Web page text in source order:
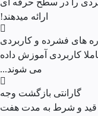
را در سطح حرفه ای
ارائه میدهند!
های فشرده و کاربردی
کاربردی آموزش داده
می شوند...
گارانتی بازگشت وجه
قید و شرط به مدت هفت